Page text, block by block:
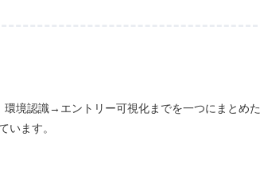
境認識→エントリー可視化までを一つにまとめた
います。